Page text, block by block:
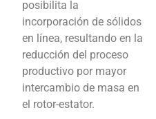
posibilita la
incorporación de sólidos
en línea, resultando en la
reducción del proceso
productivo por mayor
intercambio de masa en
el rotor-estator.
que cuenta
con
equipamiento
de alta
tecnología,
adecuado